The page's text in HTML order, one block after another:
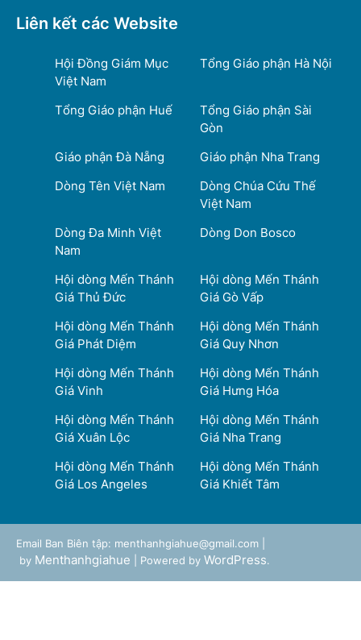
Liên kết các Website
Hội Đồng Giám Mục
Việt Nam
Tổng Giáo phận Hà Nội
Tổng Giáo phận Huế
Tổng Giáo phận Sài
Gòn
Giáo phận Đà Nẵng
Giáo phận Nha Trang
Dòng Tên Việt Nam
Dòng Chúa Cứu Thế
Việt Nam
Dòng Đa Minh Việt
Nam
Dòng Don Bosco
Hội dòng Mến Thánh
Giá Thủ Đức
Hội dòng Mến Thánh
Giá Gò Vấp
Hội dòng Mến Thánh
Giá Phát Diệm
Hội dòng Mến Thánh
Giá Quy Nhơn
Hội dòng Mến Thánh
Giá Vinh
Hội dòng Mến Thánh
Giá Hưng Hóa
Hội dòng Mến Thánh
Giá Xuân Lộc
Hội dòng Mến Thánh
Giá Nha Trang
Hội dòng Mến Thánh
Giá Los Angeles
Hội dòng Mến Thánh
Giá Khiết Tâm
Email Ban Biên tập: menthanhgiahue@gmail.com |
by Menthanhgiahue | Powered by WordPress.